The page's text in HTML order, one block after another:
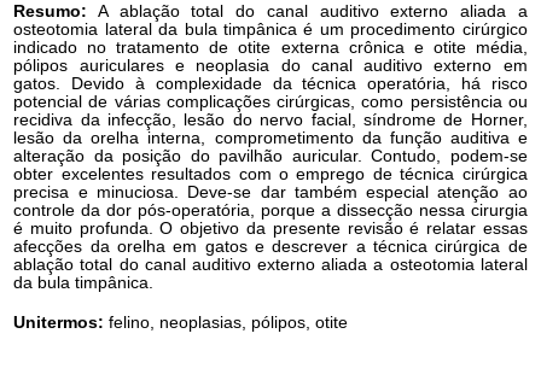
Resumo: A ablação total do canal auditivo externo aliada a
osteotomia lateral da bula timpânica é um procedimento cirúrgico
indicado no tratamento de otite externa crônica e otite média,
pólipos auriculares e neoplasia do canal auditivo externo em
gatos. Devido à complexidade da técnica operatória, há risco
potencial de várias complicações cirúrgicas, como persistência ou
recidiva da infecção, lesão do nervo facial, síndrome de Horner,
lesão da orelha interna, comprometimento da função auditiva e
alteração da posição do pavilhão auricular. Contudo, podem-se
obter excelentes resultados com o emprego de técnica cirúrgica
precisa e minuciosa. Deve-se dar também especial atenção ao
controle da dor pós-operatória, porque a dissecção nessa cirurgia
é muito profunda. O objetivo da presente revisão é relatar essas
afecções da orelha em gatos e descrever a técnica cirúrgica de
ablação total do canal auditivo externo aliada a osteotomia lateral
da bula timpânica.
Unitermos: felino, neoplasias, pólipos, otite